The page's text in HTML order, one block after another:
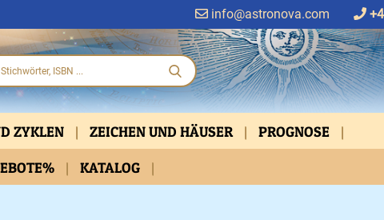
info@astronova.com
ZYKLEN ZEICHEN UND HÄUSER PROGNOSE
PRAKTISCHE HILFEN
KATALOG